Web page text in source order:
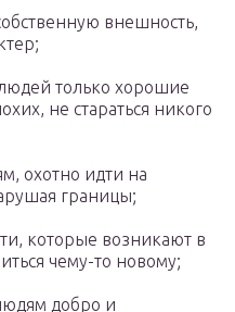
внешность,
только хорошие
не стараться никого
охотно идти на
границы;
которые возникают в
чему-то новому;
добро и